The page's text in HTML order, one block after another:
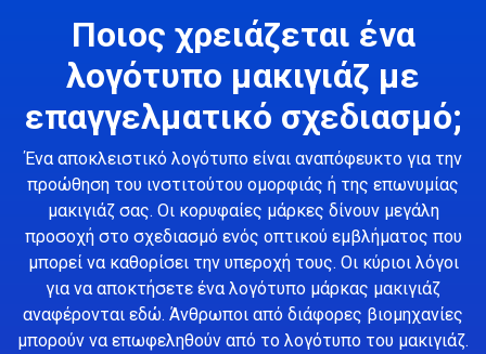
Ποιος χρειάζεται ένα
λογότυπο μακιγιάζ με
επαγγελματικό σχεδιασμό;
Ένα αποκλειστικό λογότυπο είναι αναπόφευκτο για την
προώθηση του ινστιτούτου ομορφιάς ή της επωνυμίας
μακιγιάζ σας. Οι κορυφαίες μάρκες δίνουν μεγάλη
προσοχή στο σχεδιασμό ενός οπτικού εμβλήματος που
μπορεί να καθορίσει την υπεροχή τους. Οι κύριοι λόγοι
για να αποκτήσετε ένα λογότυπο μάρκας μακιγιάζ
αναφέρονται εδώ. Άνθρωποι από διάφορες βιομηχανίες
μπορούν να επωφεληθούν από το λογότυπο του μακιγιάζ.